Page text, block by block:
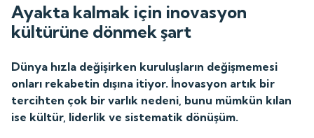
Ayakta kalmak için inovasyon
kültürüne dönmek şart
Dünya hızla değişirken kuruluşların değişmemesi
onları rekabetin dışına itiyor. İnovasyon artık bir
tercihten çok bir varlık nedeni, bunu mümkün kılan
ise kültür, liderlik ve sistematik dönüşüm.